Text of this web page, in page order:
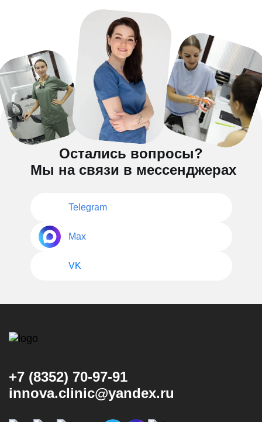
Остались вопросы?
Мы на связи в мессенджерах
Telegram
Max
VK
+7 (8352) 70-97-91
innova.clinic@yandex.ru